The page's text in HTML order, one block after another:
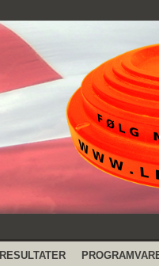
RESULTATER